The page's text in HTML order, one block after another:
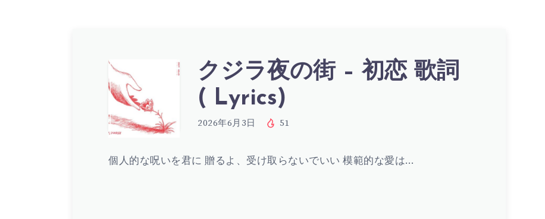
ク
ジ
クジラ夜の街 – 初恋 歌詞
( Lyrics)
2026年6月3日 51
個人的な呪いを君に 贈るよ、受け取らないでいい 模範的な愛は…